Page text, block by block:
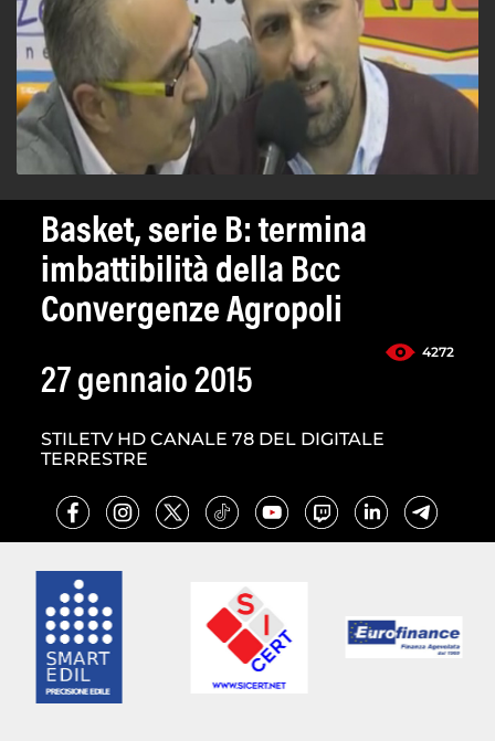
Basket, serie B: termina
imbattibilità della Bcc
Convergenze Agropoli
4272
27 gennaio 2015
STILETV HD CANALE 78 DEL DIGITALE
TERRESTRE